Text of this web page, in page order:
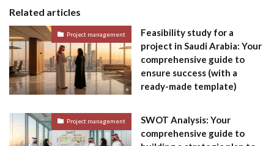
Related articles
Project management
Feasibility study for a
project in Saudi Arabia: Your
comprehensive guide to
ensure success (with a
ready-made template)
Project management
SWOT Analysis: Your
comprehensive guide to